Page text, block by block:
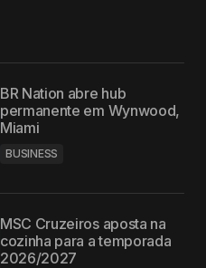
BR Nation abre hub
permanente em Wynwood,
Miami
BUSINESS
MSC Cruzeiros aposta na
cozinha para a temporada
2026/2027